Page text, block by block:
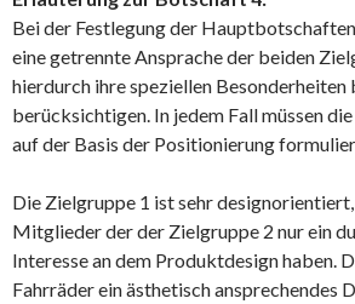
Bei der Festlegung der
eine getrennte Ansprache der beiden
hierdurch ihre speziellen Besonderheiten
berücksichtigen. In jedem Fall müssen
auf der Basis der Positionierung
Die Zielgruppe 1 ist sehr
Mitglieder der der Zielgruppe 2 nur ein
Interesse an dem Produktdesign haben.
Fahrräder ein ästhetisch ansprechendes